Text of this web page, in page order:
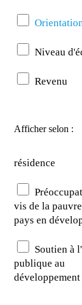
Niveau
Revenu
Afficher selon :
résidence
vis de la
pays en
Soutien à
publique au
développement